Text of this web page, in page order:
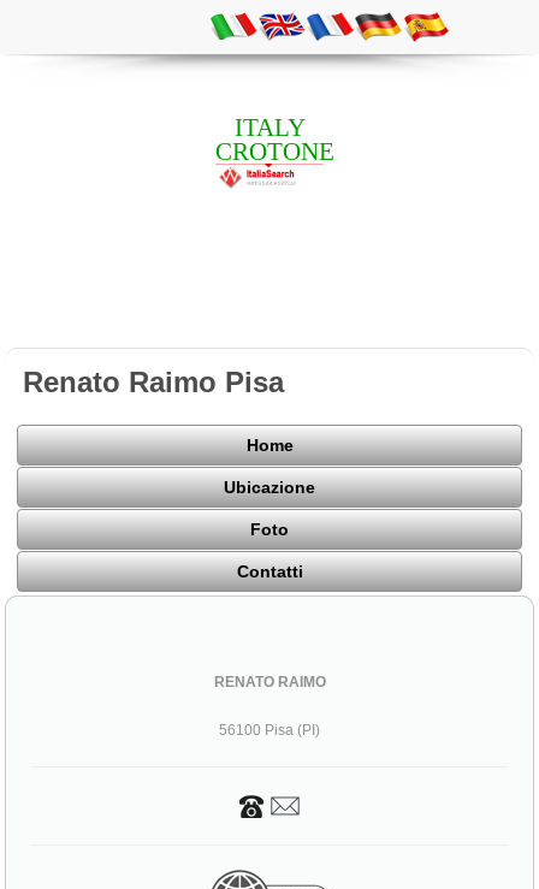
ITALY
CROTONE
Renato Raimo Pisa
Home
Ubicazione
Foto
Contatti
RENATO RAIMO
56100 Pisa (PI)